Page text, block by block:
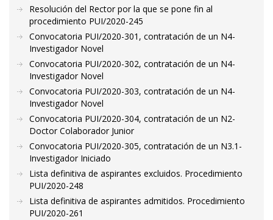
Resolución del Rector por la que se pone fin al
procedimiento PUI/2020-245
Convocatoria PUI/2020-301, contratación de un N4-
Investigador Novel
Convocatoria PUI/2020-302, contratación de un N4-
Investigador Novel
Convocatoria PUI/2020-303, contratación de un N4-
Investigador Novel
Convocatoria PUI/2020-304, contratación de un N2-
Doctor Colaborador Junior
Convocatoria PUI/2020-305, contratación de un N3.1-
Investigador Iniciado
Lista definitiva de aspirantes excluidos. Procedimiento
PUI/2020-248
Lista definitiva de aspirantes admitidos. Procedimiento
PUI/2020-261